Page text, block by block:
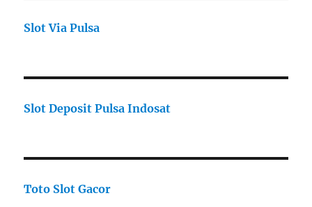
Slot Via Pulsa
Slot Deposit Pulsa Indosat
Toto Slot Gacor